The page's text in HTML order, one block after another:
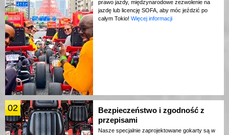
prawo jazdy, międzynarodowe zezwolenie na
jazdę lub licencję SOFA, aby móc jeździć po
całym Tokio! Więcej informacji
02
Bezpieczeństwo i zgodność z
przepisami
Nasze specjalnie zaprojektowane gokarty są w